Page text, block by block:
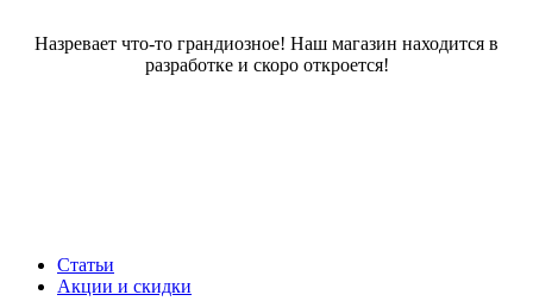
Назревает что-то грандиозное! Наш магазин находится в
разработке и скоро откроется!
Статьи
Акции и скидки